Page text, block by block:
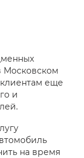
Московском
еще
и
на время